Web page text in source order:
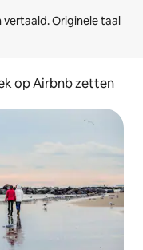
vertaald. Originele taal
op Airbnb zetten